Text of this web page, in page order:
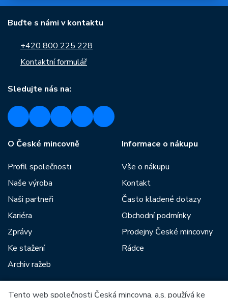
Buďte s námi v kontaktu
+420 800 225 228
Kontaktní formulář
Sledujte nás na:
O České mincovně
Profil společnosti
Naše výroba
Naši partneři
Kariéra
Zprávy
Ke stažení
Archiv ražeb
Informace o nákupu
Vše o nákupu
Kontakt
Často kladené dotazy
Obchodní podmínky
Prodejny České mincovny
Rádce
Mezi naše partnery patří:
Tento web společnosti Česká mincovna, a.s. používá ke